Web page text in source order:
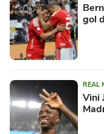
gol
REAL
Vini